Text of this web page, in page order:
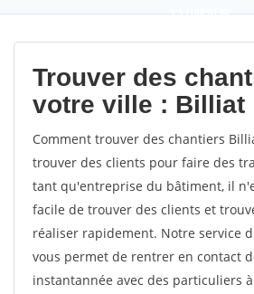
9,5(100%)40
votes
Trouver des
votre ville : Billiat
Comment trouver des chantiers
trouver des clients pour faire des
tant qu'entreprise du bâtiment, il
facile de trouver des clients et
réaliser rapidement. Notre service
vous permet de rentrer en contact
instantannée avec des particuliers